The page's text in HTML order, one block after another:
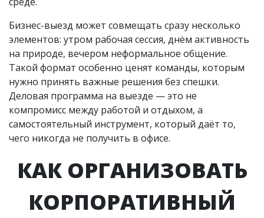
Бизнес-выезд может совмещать сразу несколько
элементов: утром рабочая сессия, днём активность
на природе, вечером неформальное общение.
Такой формат особенно ценят команды, которым
нужно принять важные решения без спешки.
Деловая программа на выезде — это не
компромисс между работой и отдыхом, а
самостоятельный инструмент, который даёт то,
чего никогда не получить в офисе.
КАК ОРГАНИЗОВАТЬ
КОРПОРАТИВНЫЙ